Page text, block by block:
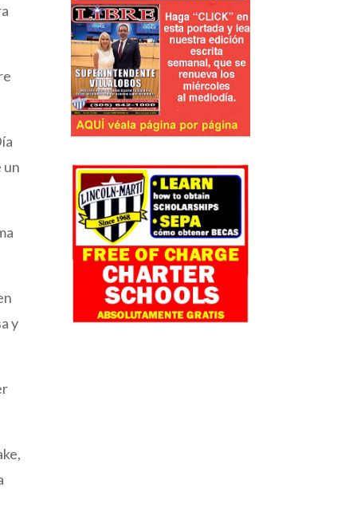
un
y